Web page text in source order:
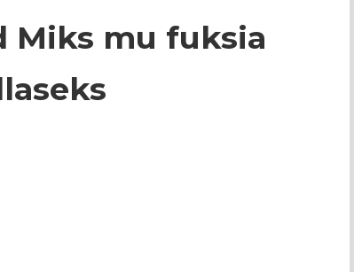
Miks mu fuksia